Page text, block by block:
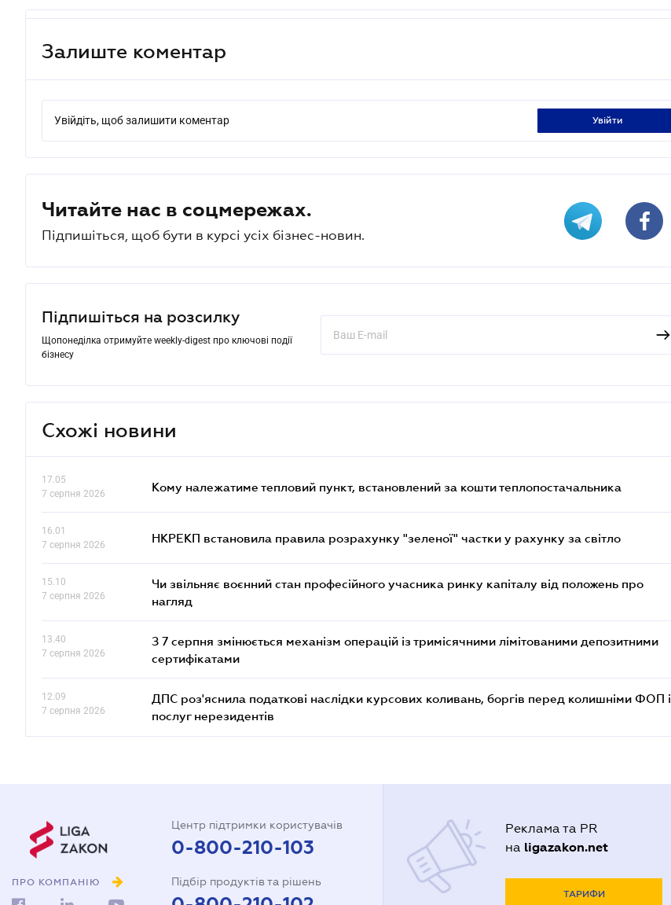
Залиште коментар
Увійдіть, щоб залишити коментар увійти
Читайте нас в соцмережах.
Підпишіться, щоб бути в курсі усіх бізнес-новин.
Підпишіться на розсилку
Щопонеділка отримуйте weekly-digest про ключові події
бізнесу
Схожі новини
17.05
7 серпня 2026
Кому належатиме тепловий пункт, встановлений за кошти теплопостачальника
16.01
7 серпня 2026
НКРЕКП встановила правила розрахунку "зеленої" частки у рахунку за світло
15.10
7 серпня 2026
Чи звільняє воєнний стан професійного учасника ринку капіталу від положень про
нагляд
13.40
7 серпня 2026
З 7 серпня змінюється механізм операцій із тримісячними лімітованими депозитними
сертифікатами
12.09
7 серпня 2026
ДПС роз'яснила податкові наслідки курсових коливань, боргів перед колишніми ФОП і
послуг нерезидентів
ПРО КОМПАНІЮ
Центр підтримки користувачів
0-800-210-103
Підбір продуктів та рішень
Реклама та PR
на ligazakon.net
ТАРИФИ